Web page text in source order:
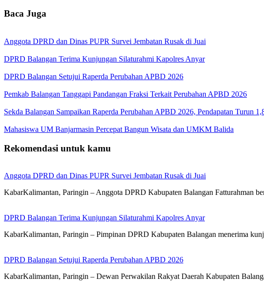
Baca Juga
Anggota DPRD dan Dinas PUPR Survei Jembatan Rusak di Juai
DPRD Balangan Terima Kunjungan Silaturahmi Kapolres Anyar
DPRD Balangan Setujui Raperda Perubahan APBD 2026
Pemkab Balangan Tanggapi Pandangan Fraksi Terkait Perubahan APBD 2026
Sekda Balangan Sampaikan Raperda Perubahan APBD 2026, Pendapatan Turun
Mahasiswa UM Banjarmasin Percepat Bangun Wisata dan UMKM Balida
Rekomendasi untuk kamu
Anggota DPRD dan Dinas PUPR Survei Jembatan Rusak di Juai
KabarKalimantan, Paringin – Anggota DPRD Kabupaten Balangan Fatturahman
DPRD Balangan Terima Kunjungan Silaturahmi Kapolres Anyar
KabarKalimantan, Paringin – Pimpinan DPRD Kabupaten Balangan menerima
DPRD Balangan Setujui Raperda Perubahan APBD 2026
KabarKalimantan, Paringin – Dewan Perwakilan Rakyat Daerah Kabupaten